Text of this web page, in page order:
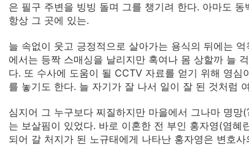
은 필구 주변을 빙빙 돌며 그를 챙기려 한다. 아마도
항상 그 곳에 있는.
늘 속없이 웃고 긍정적으로 살아가는 용식의 뒤에는
에서는 등짝 스매싱을 날리지만 혹여나 몸 상할까 늘
다. 또 수사에 도움이 될 CCTV 자료를 얻기 위해 영
를 놓기도 한다. 늘 자기가 잘 나서 일이 잘 된 것처럼
심지어 그 누구보다 찌질하지만 마을에서 그나마 명
는 보살핌이 있었다. 바로 이혼한 전 부인 홍자영(염
되어 갈 처지가 된 노규태에게 나타난 홍자영은 변호